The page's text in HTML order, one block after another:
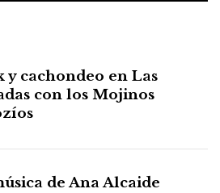
y cachondeo en Las
con los Mojinos
de Ana Alcaide